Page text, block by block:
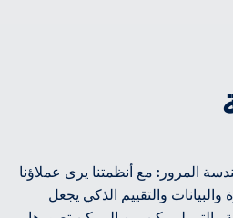
المرور: مع أنظمتنا يرى عملاؤنا
والبيانات والتقييم الذكي يجعل